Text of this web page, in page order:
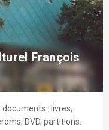
François
: livres,
DVD, partitions.